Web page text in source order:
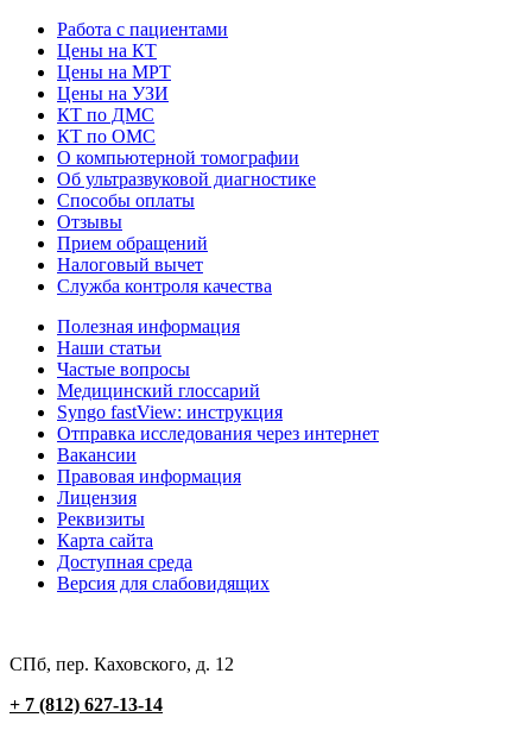
Работа с пациентами
Цены на КТ
Цены на МРТ
Цены на УЗИ
КТ по ДМС
КТ по ОМС
О компьютерной томографии
Об ультразвуковой диагностике
Способы оплаты
Отзывы
Прием обращений
Налоговый вычет
Служба контроля качества
Полезная информация
Наши статьи
Частые вопросы
Медицинский глоссарий
Syngo fastView: инструкция
Отправка исследования через интернет
Вакансии
Правовая информация
Лицензия
Реквизиты
Карта сайта
Доступная среда
Версия для слабовидящих
СПб, пер. Каховского, д. 12
+ 7 (812) 627-13-14